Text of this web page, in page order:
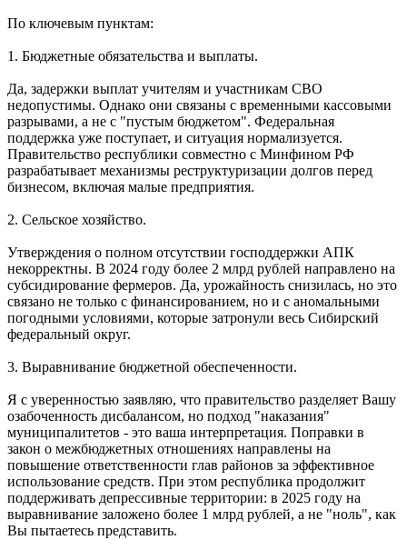
По ключевым пунктам:
1. Бюджетные обязательства и выплаты.
Да, задержки выплат учителям и участникам СВО
недопустимы. Однако они связаны с временными кассовыми
разрывами, а не с "пустым бюджетом". Федеральная
поддержка уже поступает, и ситуация нормализуется.
Правительство республики совместно с Минфином РФ
разрабатывает механизмы реструктуризации долгов перед
бизнесом, включая малые предприятия.
2. Сельское хозяйство.
Утверждения о полном отсутствии господдержки АПК
некорректны. В 2024 году более 2 млрд рублей направлено на
субсидирование фермеров. Да, урожайность снизилась, но это
связано не только с финансированием, но и с аномальными
погодными условиями, которые затронули весь Сибирский
федеральный округ.
3. Выравнивание бюджетной обеспеченности.
Я с уверенностью заявляю, что правительство разделяет Вашу
озабоченность дисбалансом, но подход "наказания"
муниципалитетов - это ваша интерпретация. Поправки в
закон о межбюджетных отношениях направлены на
повышение ответственности глав районов за эффективное
использование средств. При этом республика продолжит
поддерживать депрессивные территории: в 2025 году на
выравнивание заложено более 1 млрд рублей, а не "ноль", как
Вы пытаетесь представить.